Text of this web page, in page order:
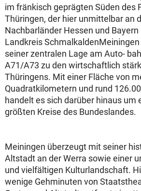
im fränkisch geprägten Süden des
Thüringen, der hier unmittelbar an
Nachbarländer Hessen und
Landkreis
seiner zentralen Lage am Auto-
A71/A73 zu den wirtschaftlich
Thüringens. Mit einer Fläche von
Quadratkilometern und rund
handelt es sich darüber hinaus um
größten Kreise des Bundeslandes.
Meiningen überzeugt mit seiner
Altstadt an der Werra sowie einer
und vielfältigen Kulturlandschaft.
wenige Gehminuten von